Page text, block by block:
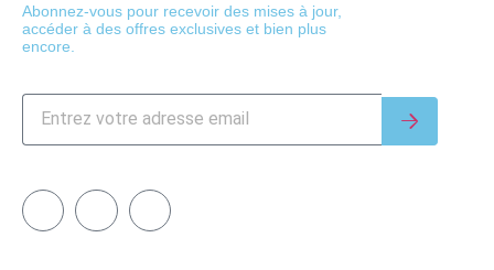
Abonnez-vous pour recevoir des mises à jour,
accéder à des offres exclusives et bien plus
encore.